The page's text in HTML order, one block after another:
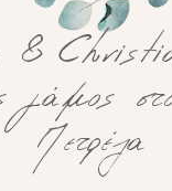
&
γάμος
Πετρέζα